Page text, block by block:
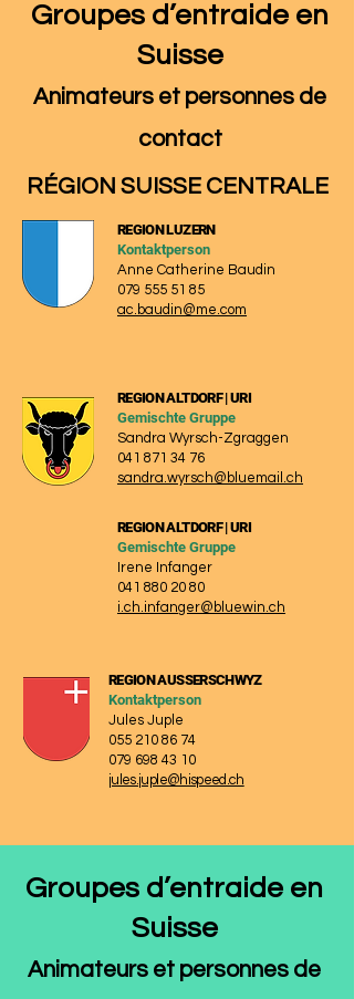
Groupes d’entraide en
Suisse
Animateurs et personnes de
contact
RÉGION SUISSE CENTRALE
REGION LUZERN
Kontaktperson
Anne Catherine Baudin
079 555 51 85
ac.baudin@me.com
REGION ALTDORF | URI
Gemischte Gruppe
Sandra Wyrsch-Zgraggen
041 871 34 76
sandra.wyrsch@bluemail.ch
REGION ALTDORF | URI
Gemischte Gruppe
Irene Infanger
041 880 20 80
i.ch.infanger@bluewin.ch
REGION AUSSERSCHWYZ
Kontaktperson
Jules Juple
055 210 86 74
079 698 43 10
jules.juple@hispeed.ch
Groupes d’entraide en
Suisse
Animateurs et personnes de